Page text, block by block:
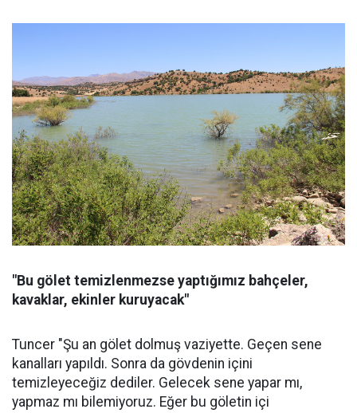
"Bu gölet temizlenmezse yaptığımız bahçeler,
kavaklar, ekinler kuruyacak"
Tuncer "Şu an gölet dolmuş vaziyette. Geçen sene
kanalları yapıldı. Sonra da gövdenin içini
temizleyeceğiz dediler. Gelecek sene yapar mı,
yapmaz mı bilemiyoruz. Eğer bu göletin içi